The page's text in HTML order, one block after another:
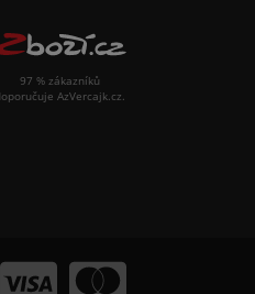
97 % zákazníků
AzVercajk.cz.